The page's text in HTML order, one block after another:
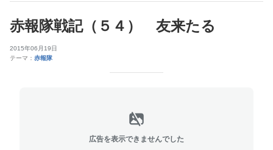
赤報隊戦記（５４） 友来たる
2015年06月19日
テーマ： 赤報隊
広告を表示できませんでした